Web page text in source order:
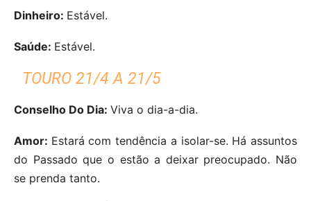
Dinheiro: Estável.
Saúde: Estável.
TOURO 21/4 A 21/5
Conselho Do Dia: Viva o dia-a-dia.
Amor: Estará com tendência a isolar-se. Há assuntos
do Passado que o estão a deixar preocupado. Não
se prenda tanto.